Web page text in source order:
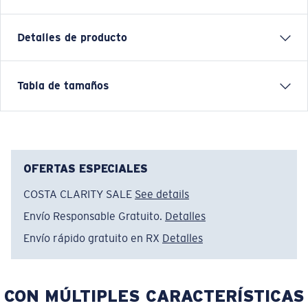
Detalles de producto
Camiseta de manga corta, con botones, de materiales
• Ajuste relajado
• Para hombre
• Tejido de punto elástico para mayor movilidad
• Bolsillo frontal en pecho con cierre oculto para gafas
de sol o accesorios
• Lavar a máquina en frío, del revés, con colores
Tabla de tamaños
OFERTAS ESPECIALES
COSTA CLARITY SALE See details
Envío Responsable Gratuito. Detalles
Envío rápido gratuito en RX Detalles
CON MÚLTIPLES CARACTERÍSTICAS